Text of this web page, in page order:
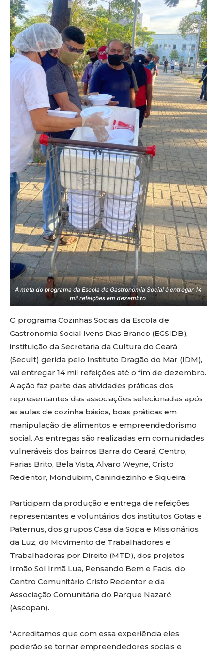
A meta do programa da Escola de Gastronomia Social é entregar 14
mil refeições em dezembro
O programa Cozinhas Sociais da Escola de
Gastronomia Social Ivens Dias Branco (EGSIDB),
instituição da Secretaria da Cultura do Ceará
(Secult) gerida pelo Instituto Dragão do Mar (IDM),
vai entregar 14 mil refeições até o fim de dezembro.
A ação faz parte das atividades práticas dos
representantes das associações selecionadas após
as aulas de cozinha básica, boas práticas em
manipulação de alimentos e empreendedorismo
social. As entregas são realizadas em comunidades
vulneráveis dos bairros Barra do Ceará, Centro,
Farias Brito, Bela Vista, Alvaro Weyne, Cristo
Redentor, Mondubim, Canindezinho e Siqueira.
Participam da produção e entrega de refeições
representantes e voluntários dos institutos Gotas e
Paternus, dos grupos Casa da Sopa e Missionários
da Luz, do Movimento de Trabalhadores e
Trabalhadoras por Direito (MTD), dos projetos
Irmão Sol Irmã Lua, Pensando Bem e Facis, do
Centro Comunitário Cristo Redentor e da
Associação Comunitária do Parque Nazaré
(Ascopan).
“Acreditamos que com essa experiência eles
poderão se tornar empreendedores sociais e